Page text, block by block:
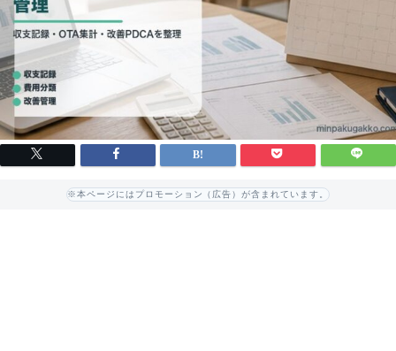
※本ページにはプロモーション（広告）が含まれています。